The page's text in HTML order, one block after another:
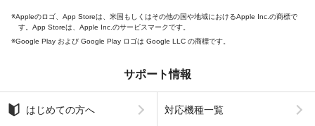
Appleのロゴ、App Storeは、米国もしくはその他の国や地域におけるApple Inc.の商標で
す。App Storeは、Apple Inc.のサービスマークです。
Google Play および Google Play ロゴは Google LLC の商標です。
サポート情報
はじめての方へ 対応機種一覧